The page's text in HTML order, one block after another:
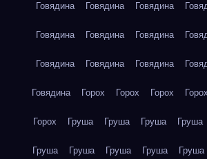
Говядина Говядина Говядина
Говядина Говядина Говядина
Говядина Говядина Говядина
Говядина Горох Горох Горох Горох
Горох Груша Груша Груша Груша
Груша Груша Груша Груша Груша